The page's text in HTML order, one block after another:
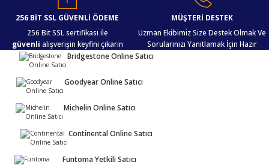
Bu ürüne benzer farklı alternatifler olmalı.
Gönder
256 BİT SSL GÜVENLİ ÖDEME
256 Bit SSL sertifikası ile
güvenli alışverişin keyfini çıkarın
MÜŞTERİ DESTEK
Uzman Ekibimiz Size Destek Olmak Ve
Sorularınızı Yanıtlamak İçin Hazır
Bridgestone Online Satıcı
Goodyear Online Satıcı
Michelin Online Satıcı
Continental Online Satıcı
Funtoma Yetkili Satıcı